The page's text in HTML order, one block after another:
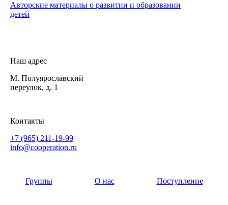
Авторские материалы о развитии и образовании
детей
Наш адрес
М. Полуярославский
переулок, д. 1
Контакты
+7 (965) 211-19-99
info@cooperation.ru
Группы О нас Поступление